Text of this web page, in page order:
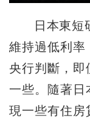
日本東短研
維持過低利率
央行判斷，即
一些。隨著日
現一些有住房